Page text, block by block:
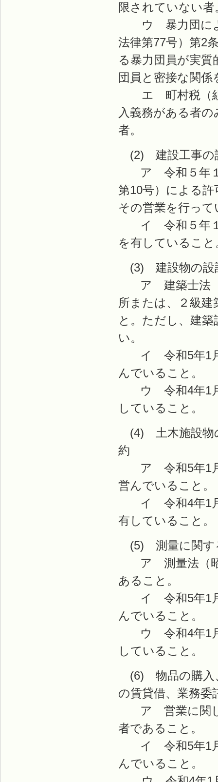
限されていない者
ウ 暴力団によ
法律第77号）第2
る暴力団員が実
団員と密接な関
エ 町村税（組
入義務がある者
者。
(2) 建設工事の
ア 令和５年１
第10号）による
その営業を行っ
イ 令和５年１
を有していること
(3) 建設物の設
ア 建築士法（
所または、２級
と。ただし、建
い。
イ 令和5年1月1
んでいること。
ウ 令和4年1月1
していること。
(4) 土木施設物
約
ア 令和5年1月1
営んでいること。
イ 令和4年1月1
有していること。
(5) 測量に関す
ア 測量法（昭
あること。
イ 令和5年1月1
んでいること。
ウ 令和4年1月1
していること。
(6) 物品の購入
の賃貸借、業務委
ア 営業に関し
者であること。
イ 令和5年1月1
んでいること。